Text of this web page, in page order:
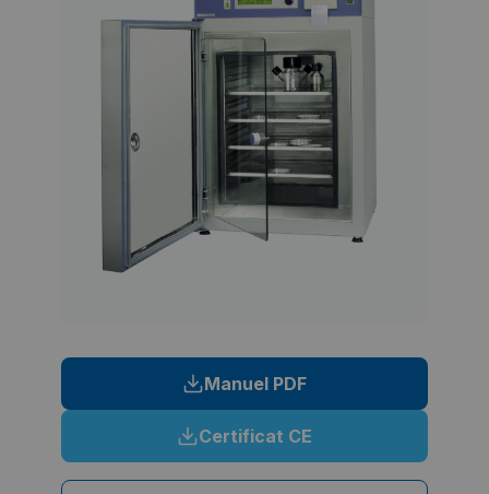
Manuel PDF
Certificat CE